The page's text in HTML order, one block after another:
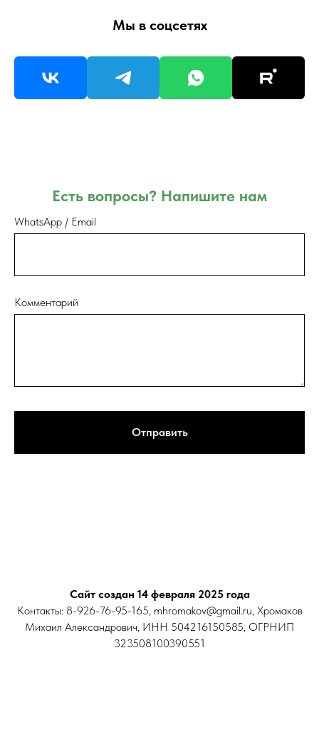
Мы в соцсетях
Есть вопросы? Напишите нам
WhatsApp / Email
Комментарий
Отправить
Сайт создан 14 февраля 2025 года
Контакты: 8-926-76-95-165, mhromakov@gmail.ru, Хромаков
Михаил Александрович, ИНН 504216150585, ОГРНИП
323508100390551